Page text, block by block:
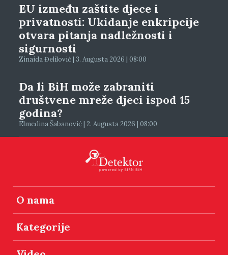
EU između zaštite djece i
privatnosti: Ukidanje enkripcije
otvara pitanja nadležnosti i
sigurnosti
Zinaida Đelilović | 3. Augusta 2026 | 08:00
Da li BiH može zabraniti
društvene mreže djeci ispod 15
godina?
Elmedina Šabanović | 2. Augusta 2026 | 08:00
O nama
Kategorije